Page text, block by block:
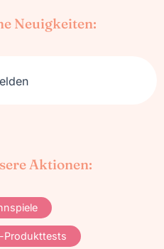
Neuigkeiten:
Aktionen:
Produkttests